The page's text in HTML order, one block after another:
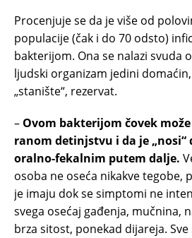
Procenjuje se da je više od
populacije (čak i do 70 odsto)
bakterijom. Ona se nalazi svuda
ljudski organizam jedini
„stanište“, rezervat.
– Ovom bakterijom čovek
ranom detinjstvu i da je „nosi“
oralno-fekalnim putem dalje.
osoba ne oseća nikakve tegobe,
je imaju dok se simptomi ne
svega osećaj gađenja, mučnina,
brza sitost, ponekad dijareja.